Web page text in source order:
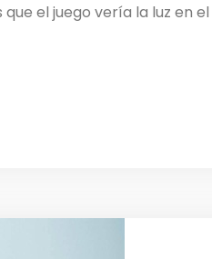
el juego vería la luz en